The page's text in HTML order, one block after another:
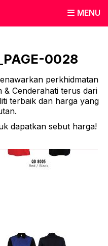
MENU
0028
perkhidmatan
Cenderahati terus dari
terbaik dan harga yang
dapatkan sebut harga!